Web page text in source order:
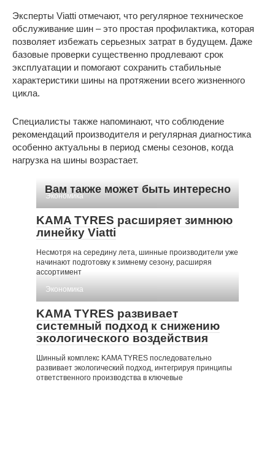
Эксперты Viatti отмечают, что регулярное техническое
обслуживание шин – это простая профилактика, которая
позволяет избежать серьезных затрат в будущем. Даже
базовые проверки существенно продлевают срок
эксплуатации и помогают сохранить стабильные
характеристики шины на протяжении всего жизненного
цикла.
Специалисты также напоминают, что соблюдение
рекомендаций производителя и регулярная диагностика
особенно актуальны в период смены сезонов, когда
нагрузка на шины возрастает.
Вам также может быть интересно
Экономика
KAMA TYRES расширяет зимнюю
линейку Viatti
Несмотря на середину лета, шинные производители уже
начинают подготовку к зимнему сезону, расширяя
ассортимент
Экономика
KAMA TYRES развивает
системный подход к снижению
экологического воздействия
Шинный комплекс KAMA TYRES последовательно
развивает экологический подход, интегрируя принципы
ответственного производства в ключевые